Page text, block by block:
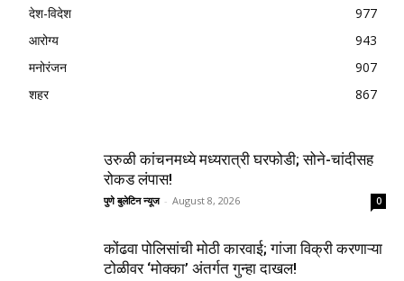
देश-विदेश
977
आरोग्य
943
मनोरंजन
907
शहर
867
उरुळी कांचनमध्ये मध्यरात्री घरफोडी; सोने-चांदीसह
रोकड लंपास!
पुणे बुलेटिन न्यूज - August 8, 2026 0
कोंढवा पोलिसांची मोठी कारवाई; गांजा विक्री करणाऱ्या
टोळीवर ‘मोक्का’ अंतर्गत गुन्हा दाखल!